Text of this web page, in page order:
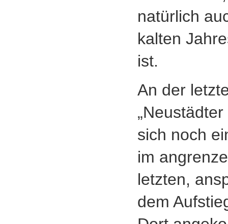
natürlich
kalten
ist.
An der
sich noch
im
letzten,
dem